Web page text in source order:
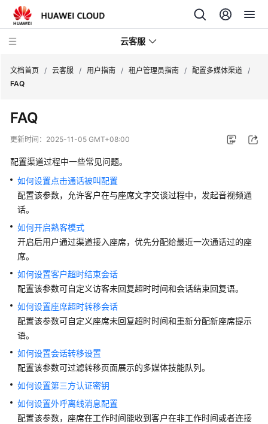
云客服
品
介
快
速
入
门
用
户
指
南
云
控
台
操
指
南
文档首页 / 云客服 / 用户指南 / 租户管理员指南 / 配置多媒体渠道 /
FAQ
FAQ
更新时间： 2025-11-05 GMT+08:00
配置渠道过程中一些常见问题。
如何设置点击通话被叫配置
配置该参数，允许客户在与座席文字交谈过程中，发起音视频通
话。
如何开启熟客模式
开启后用户通过渠道接入座席，优先分配给最近一次通话过的座
席。
如何设置客户超时结束会话
配置该参数可自定义访客未回复超时时间和会话结束回复语。
如何设置座席超时转移会话
配置该参数可自定义座席未回复超时时间和重新分配新座席提示
语。
如何设置会话转移设置
配置该参数可过滤转移页面展示的多媒体技能队列。
如何设置第三方认证密钥
如何设置外呼离线消息配置
配置该参数，座席在工作时间能收到客户在非工作时间或者连接